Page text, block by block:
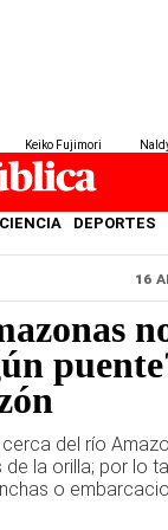
Keiko Fujimori
CIENCIA DEPORTES
16
del río
la orilla; por lo
o